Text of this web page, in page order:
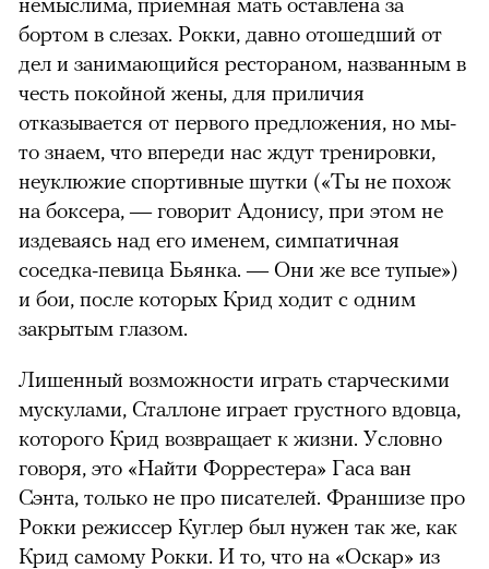
бортом в слезах. Рокки, давно отошедший от
дел и занимающийся рестораном, названным в
честь покойной жены, для приличия
отказывается от первого предложения, но мы-
то знаем, что впереди нас ждут тренировки,
неуклюжие спортивные шутки («Ты не похож
на боксера, — говорит Адонису, при этом не
издеваясь над его именем, симпатичная
соседка-певица Бьянка. — Они же все тупые»)
и бои, после которых Крид ходит с одним
закрытым глазом.
Лишенный возможности играть старческими
мускулами, Сталлоне играет грустного вдовца,
которого Крид возвращает к жизни. Условно
говоря, это «Найти Форрестера» Гаса ван
Сэнта, только не про писателей. Франшизе про
Рокки режиссер Куглер был нужен так же, как
Крид самому Рокки. И то, что на «Оскар» из